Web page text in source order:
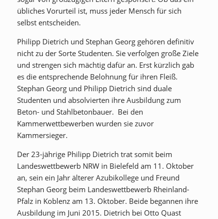
übliches Vorurteil ist, muss jeder Mensch für sich
selbst entscheiden.
Philipp Dietrich und Stephan Georg gehören definitiv
nicht zu der Sorte Studenten. Sie verfolgen große Ziele
und strengen sich mächtig dafür an. Erst kürzlich gab
es die entsprechende Belohnung für ihren Fleiß.
Stephan Georg und Philipp Dietrich sind duale
Studenten und absolvierten ihre Ausbildung zum
Beton- und Stahlbetonbauer. Bei den
Kammerwettbewerben wurden sie zuvor
Kammersieger.
Der 23-jährige Philipp Dietrich trat somit beim
Landeswettbewerb NRW in Bielefeld am 11. Oktober
an, sein ein Jahr älterer Azubikollege und Freund
Stephan Georg beim Landeswettbewerb Rheinland-
Pfalz in Koblenz am 13. Oktober. Beide begannen ihre
Ausbildung im Juni 2015. Dietrich bei Otto Quast